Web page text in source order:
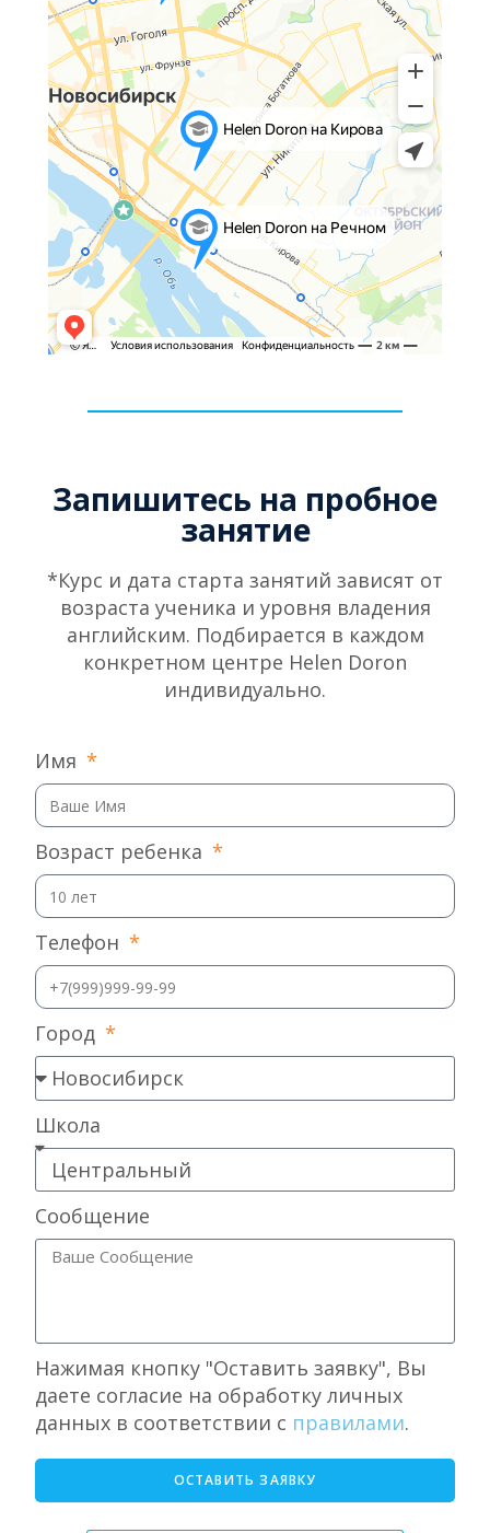
Запишитесь на пробное
занятие
*Курс и дата старта занятий зависят от
возраста ученика и уровня владения
английским. Подбирается в каждом
конкретном центре Helen Doron
индивидуально.
Имя
Возраст ребенка
Телефон
Город
Школа
Сообщение
Нажимая кнопку "Оставить заявку", Вы
даете согласие на обработку личных
данных в соответствии с правилами.
ОСТАВИТЬ ЗАЯВКУ